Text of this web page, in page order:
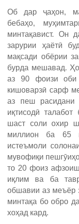
Об дар ҷаҳон,
бебаҳо,
минтақавист. Он
зарурии ҳаётӣ
мақсади обёрии
бурда мешавад.
аз 90 фоизи оби
кишоварзӣ сарф
аз пеш расидани
иқтисодӣ
шаст соли охир
миллион ба 65
истеъмоли
мувофиқи
то 20 фоиз
иқлим ва ба
обшавии аз меъёр
минтақа бо обро
хоҳад кард.